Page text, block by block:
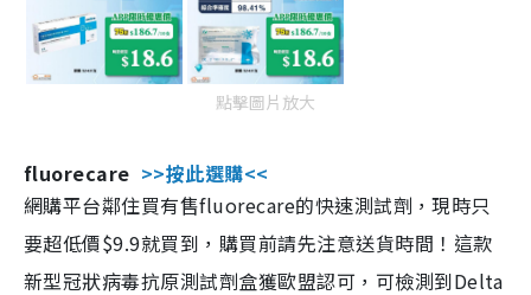
點擊圖片放大
fluorecare >>按此選購<<
網購平台鄰住買有售fluorecare的快速測試劑，現時只
要超低價$9.9就買到，購買前請先注意送貨時間！這款
新型冠狀病毒抗原測試劑盒獲歐盟認可，可檢測到Delta